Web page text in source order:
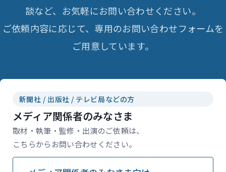
談など、お気軽にお問い合わせください。
ご依頼内容に応じて、専用のお問い合わせフォームを
ご用意しています。
新聞社 / 出版社 / テレビ局などの方
メディア関係者のみなさま
取材・執筆・監修・出演のご依頼は、
こちらからお問い合わせください。